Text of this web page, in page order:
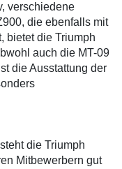
verschiedene
die ebenfalls mit
bietet die Triumph
auch die MT-09
die Ausstattung der
die Triumph
Mitbewerbern gut